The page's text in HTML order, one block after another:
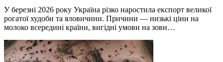
У березні 2026 року Україна різко наростила експорт великої
рогатої худоби та яловичини. Причини — низькі ціни на
молоко всередині країни, вигідні умови на зовн…